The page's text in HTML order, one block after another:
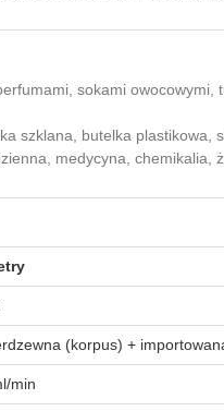
sokami
szklana, butelka plastikowa,
medycyna, chemikalia,
(korpus) +
min